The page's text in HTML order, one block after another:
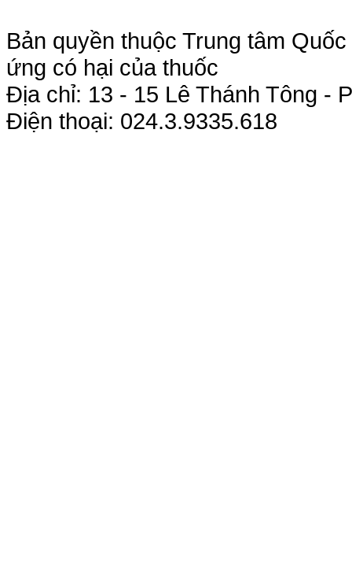
Bản quyền thuộc Trung tâm
ứng có hại của thuốc
Địa chỉ: 13 - 15 Lê Thánh Tông -
Điện thoại: 024.3.9335.618